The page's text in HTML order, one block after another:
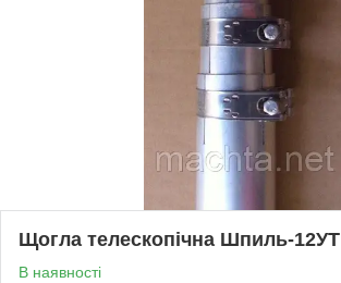
Щогла телескопічна Шпиль-12УТ
В наявності